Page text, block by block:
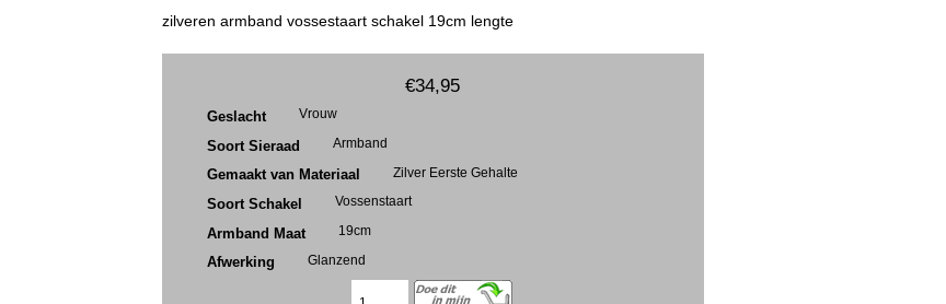
zilveren armband vossestaart schakel 19cm lengte
€34,95
Geslacht Vrouw
Soort Sieraad Armband
Gemaakt van Materiaal Zilver Eerste Gehalte
Soort Schakel Vossenstaart
Armband Maat 19cm
Afwerking Glanzend